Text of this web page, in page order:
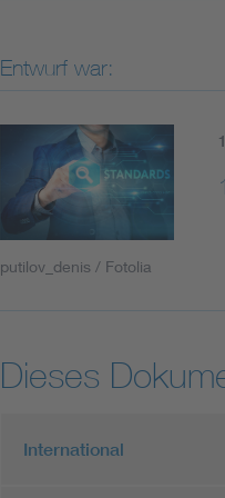
Entwurf war:
putilov_denis / Fotolia
Dieses
International